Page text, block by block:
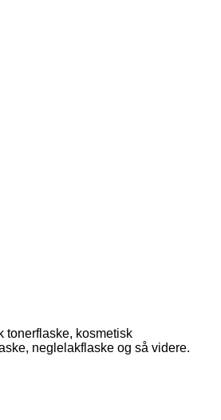
tonerflaske, kosmetisk
neglelakflaske og så videre.